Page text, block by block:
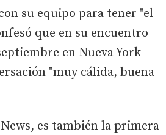
su equipo para tener "el
que en su encuentro
en Nueva York
"muy cálida, buena
es también la primera